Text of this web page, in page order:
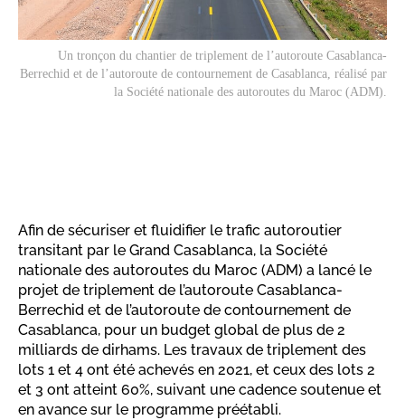
Un tronçon du chantier de triplement de l’autoroute Casablanca-
Berrechid et de l’autoroute de contournement de Casablanca, réalisé par
la Société nationale des autoroutes du Maroc (ADM).
Afin de sécuriser et fluidifier le trafic autoroutier
transitant par le Grand Casablanca, la Société
nationale des autoroutes du Maroc (ADM) a lancé le
projet de triplement de l’autoroute Casablanca-
Berrechid et de l’autoroute de contournement de
Casablanca, pour un budget global de plus de 2
milliards de dirhams. Les travaux de triplement des
lots 1 et 4 ont été achevés en 2021, et ceux des lots 2
et 3 ont atteint 60%, suivant une cadence soutenue et
en avance sur le programme préétabli.